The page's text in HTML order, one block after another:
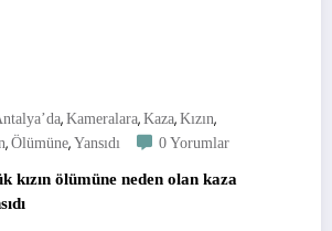
, Kameralara, Kaza, Kızın,
, Ölümüne, Yansıdı 0 Yorumlar
kızın ölümüne neden olan kaza